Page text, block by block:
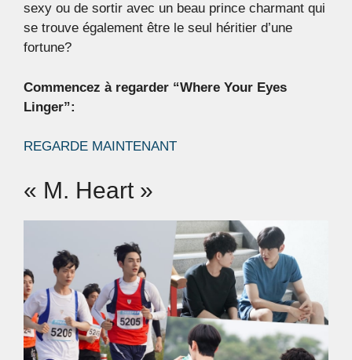
sexy ou de sortir avec un beau prince charmant qui
se trouve également être le seul héritier d’une
fortune?
Commencez à regarder “Where Your Eyes
Linger”:
REGARDE MAINTENANT
« M. Heart »